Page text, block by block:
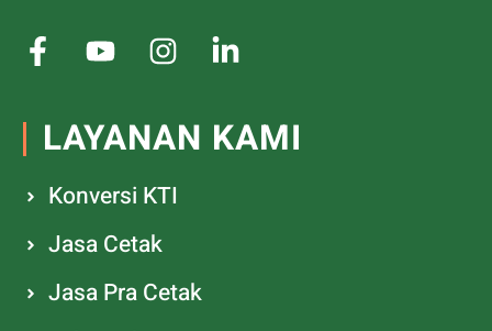
LAYANAN KAMI
Konversi KTI
Jasa Cetak
Jasa Pra Cetak